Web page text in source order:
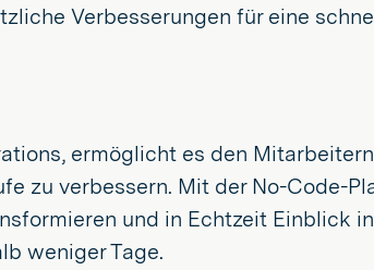
Verbesserungen für eine
ermöglicht es den
zu verbessern. Mit der No-Code-
und in Echtzeit Einblick
weniger Tage.